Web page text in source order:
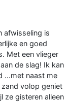
afwisseling is
en goed
Met een vlieger
de slag! Ik kan
...met naast me
volop geniet
ze gisteren alleen